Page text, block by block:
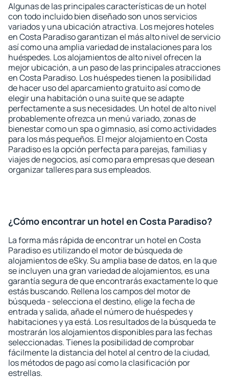
Algunas de las principales características de un hotel
con todo incluido bien diseñado son unos servicios
variados y una ubicación atractiva. Los mejores hoteles
en Costa Paradiso garantizan el más alto nivel de servicio
así como una amplia variedad de instalaciones para los
huéspedes. Los alojamientos de alto nivel ofrecen la
mejor ubicación, a un paso de las principales atracciones
en Costa Paradiso. Los huéspedes tienen la posibilidad
de hacer uso del aparcamiento gratuito así como de
elegir una habitación o una suite que se adapte
perfectamente a sus necesidades. Un hotel de alto nivel
probablemente ofrezca un menú variado, zonas de
bienestar como un spa o gimnasio, así como actividades
para los más pequeños. El mejor alojamiento en Costa
Paradiso es la opción perfecta para parejas, familias y
viajes de negocios, así como para empresas que desean
organizar talleres para sus empleados.
¿Cómo encontrar un hotel en Costa Paradiso?
La forma más rápida de encontrar un hotel en Costa
Paradiso es utilizando el motor de búsqueda de
alojamientos de eSky. Su amplia base de datos, en la que
se incluyen una gran variedad de alojamientos, es una
garantía segura de que encontrarás exactamente lo que
estás buscando. Rellena los campos del motor de
búsqueda - selecciona el destino, elige la fecha de
entrada y salida, añade el número de huéspedes y
habitaciones y ya está. Los resultados de la búsqueda te
mostrarán los alojamientos disponibles para las fechas
seleccionadas. Tienes la posibilidad de comprobar
fácilmente la distancia del hotel al centro de la ciudad,
los métodos de pago así como la clasificación por
estrellas.